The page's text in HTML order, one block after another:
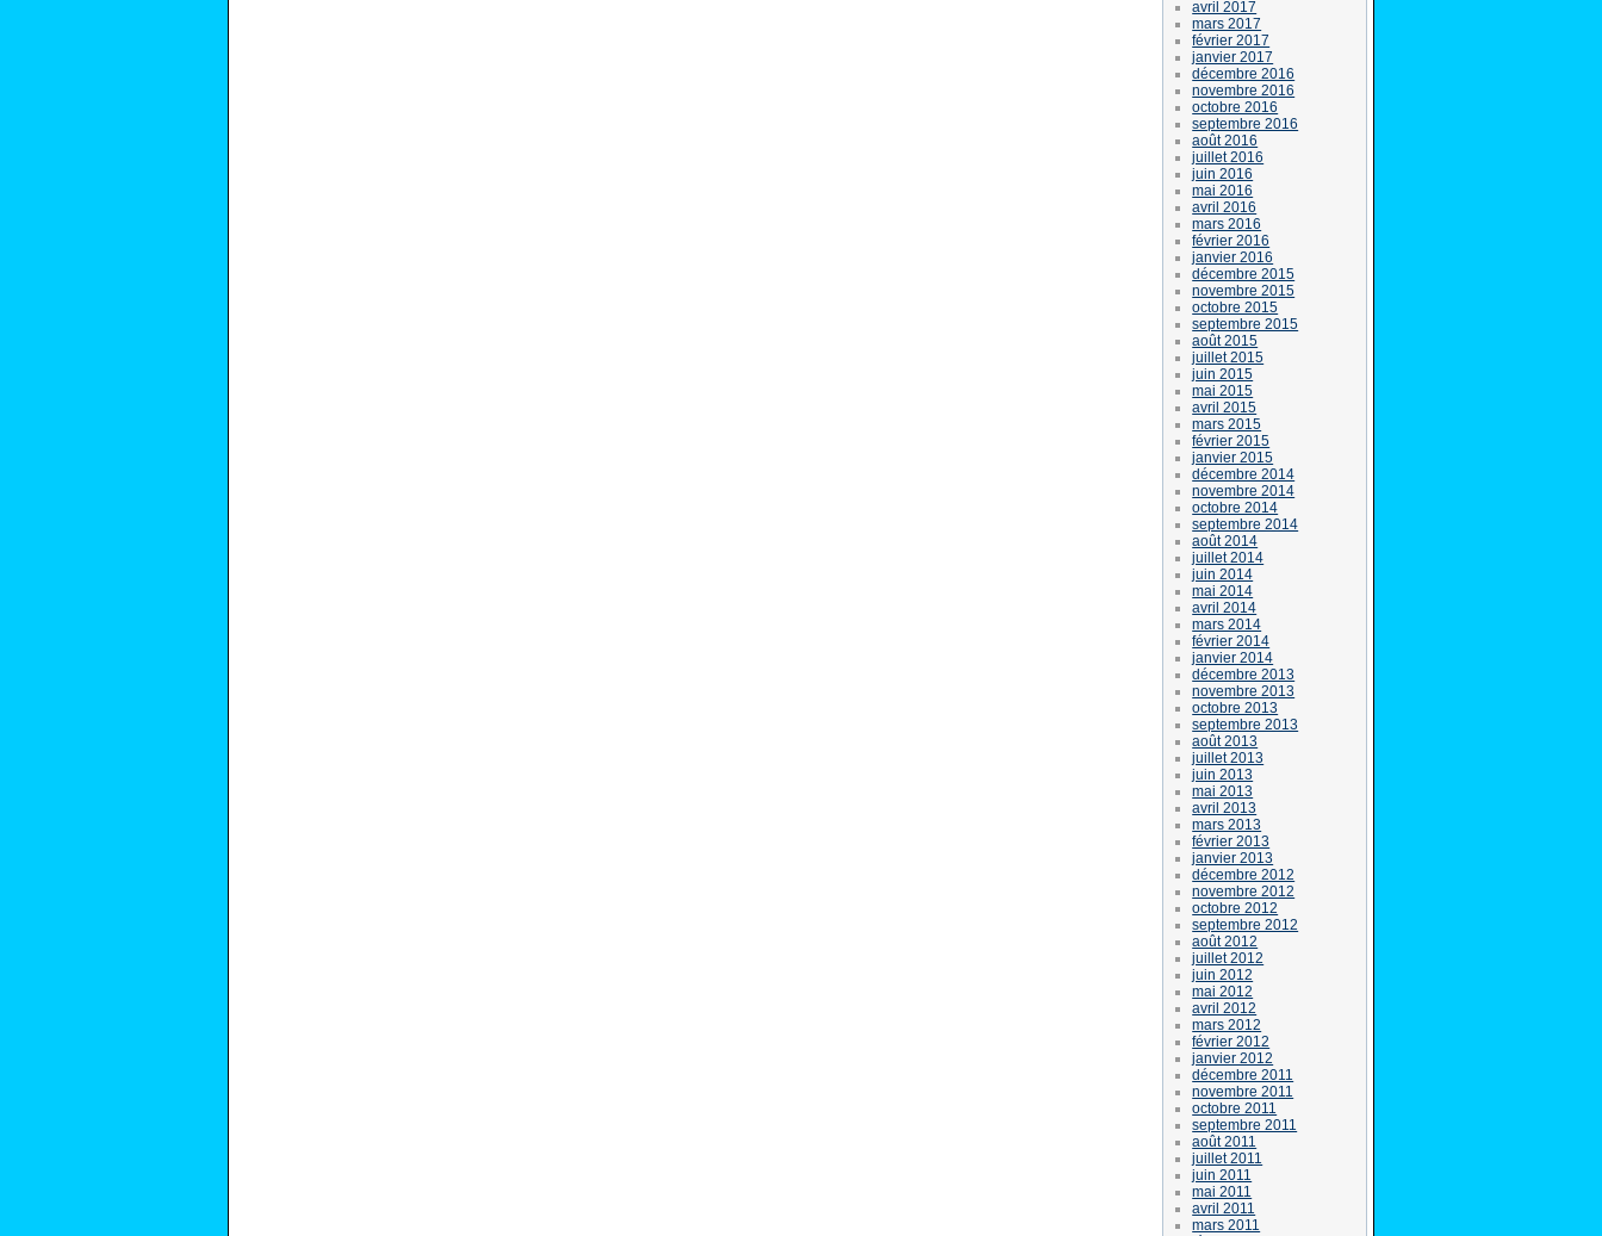
avril 2017
mars 2017
février 2017
janvier 2017
décembre 2016
novembre 2016
octobre 2016
septembre 2016
août 2016
juillet 2016
juin 2016
mai 2016
avril 2016
mars 2016
février 2016
janvier 2016
décembre 2015
novembre 2015
octobre 2015
septembre 2015
août 2015
juillet 2015
juin 2015
mai 2015
avril 2015
mars 2015
février 2015
janvier 2015
décembre 2014
novembre 2014
octobre 2014
septembre 2014
août 2014
juillet 2014
juin 2014
mai 2014
avril 2014
mars 2014
février 2014
janvier 2014
décembre 2013
novembre 2013
octobre 2013
septembre 2013
août 2013
juillet 2013
juin 2013
mai 2013
avril 2013
mars 2013
février 2013
janvier 2013
décembre 2012
novembre 2012
octobre 2012
septembre 2012
août 2012
juillet 2012
juin 2012
mai 2012
avril 2012
mars 2012
février 2012
janvier 2012
décembre 2011
novembre 2011
octobre 2011
septembre 2011
août 2011
juillet 2011
juin 2011
mai 2011
avril 2011
mars 2011